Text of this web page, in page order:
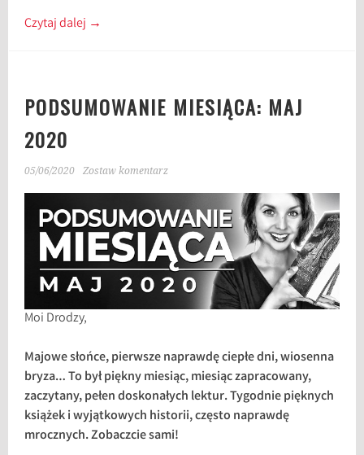
Czytaj dalej →
PODSUMOWANIE MIESIĄCA: MAJ
2020
05/06/2020 Zostaw komentarz
Moi Drodzy,
Majowe słońce, pierwsze naprawdę ciepłe dni, wiosenna
bryza… To był piękny miesiąc, miesiąc zapracowany,
zaczytany, pełen doskonałych lektur. Tygodnie pięknych
książek i wyjątkowych historii, często naprawdę
mrocznych. Zobaczcie sami!